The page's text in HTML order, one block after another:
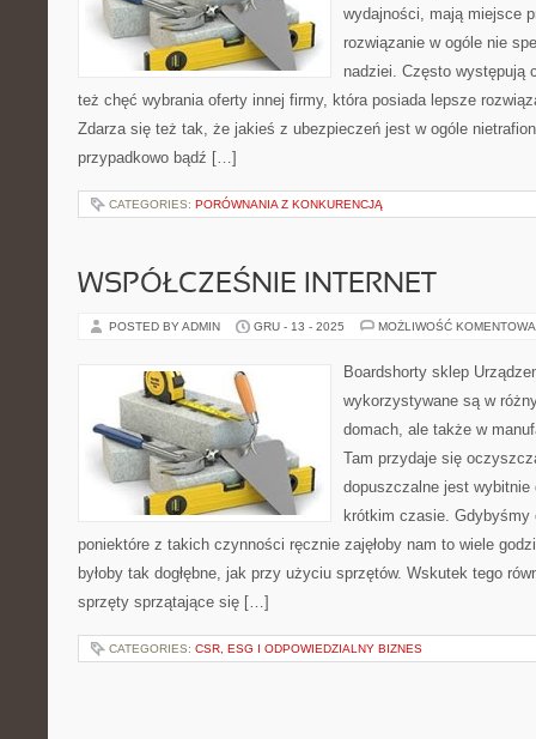
wydajności, mają miejsce
rozwiązanie w ogóle nie
nadziei. Często występują
też chęć wybrania oferty innej firmy, która posiada lepsze
Zdarza się też tak, że jakieś z ubezpieczeń jest w ogóle
przypadkowo bądź […]
CATEGORIES: PORÓWNANIA Z KONKURENCJĄ
WSPÓŁCZEŚNIE INTERNET
POSTED BY ADMIN GRU - 13 - 2025 MOŻLIWOŚĆ
Boardshorty sklep
wykorzystywane są w
domach, ale także w
Tam przydaje się
dopuszczalne jest wybitnie
krótkim czasie.
poniektóre z takich czynności ręcznie zajęłoby nam to wiele
byłoby tak dogłębne, jak przy użyciu sprzętów. Wskutek tego
sprzęty sprzątające się […]
CATEGORIES: CSR, ESG I ODPOWIEDZIALNY BIZNES